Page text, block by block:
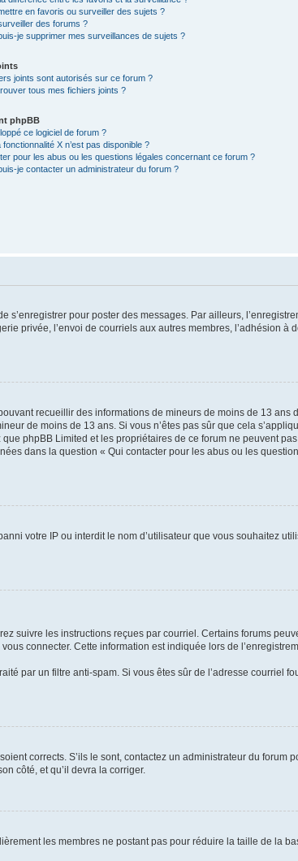
en favoris ou surveiller des sujets ?
des forums ?
je supprimer mes surveillances de sujets ?
joints sont autorisés sur ce forum ?
tous mes fichiers joints ?
phpBB
ce logiciel de forum ?
fonctionnalité X n’est pas disponible ?
pour les abus ou les questions légales concernant ce forum ?
je contacter un administrateur du forum ?
pour poster des messages. Par ailleurs,
privée, l’envoi de courriels aux autres membres, l’adhésion à
recueillir des informations de mineurs de moins de 13 ans
de moins de 13 ans. Si vous n’êtes pas sûr que cela
phpBB Limited et les propriétaires de ce forum ne peuvent
dans la question « Qui contacter pour les abus ou les
votre IP ou interdit le nom d’utilisateur que vous souhaitez
suivre les instructions reçues par courriel. Certains forums
connecter. Cette information est indiquée lors de
par un filtre anti-spam. Si vous êtes sûr de l’adresse courriel
corrects. S’ils le sont, contactez un administrateur du forum
côté, et qu’il devra la corriger.
les membres ne postant pas pour réduire la taille de la